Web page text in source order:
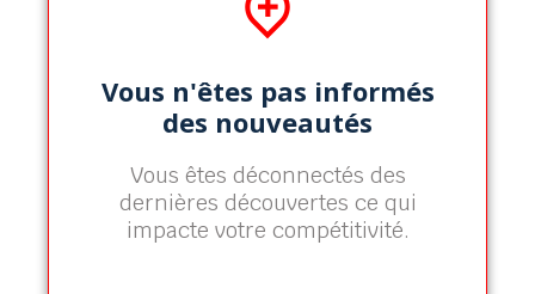
Vous n'êtes pas informés
des nouveautés
Vous êtes déconnectés des
dernières découvertes ce qui
impacte votre compétitivité.
Alertes Personnalisés +
Flux RSS
Avec les alertes et les flux RSS suivez
toute l'information scientifique qui
vous interesse.
En savoir plus